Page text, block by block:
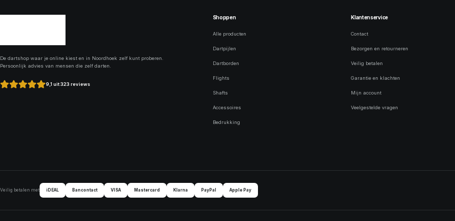
De dartshop waar je online kiest en in Noordhoek zelf kunt proberen.
Persoonlijk advies van mensen die zelf darten.
9,1 uit 323 reviews
Shoppen
Alle producten
Dartpijlen
Dartborden
Flights
Shafts
Accessoires
Bedrukking
Klantenservice
Contact
Bezorgen en retourneren
Veilig betalen
Garantie en klachten
Mijn account
Veelgestelde vragen
Veilig betalen met iDEAL Bancontact VISA Mastercard Klarna PayPal Apple Pay